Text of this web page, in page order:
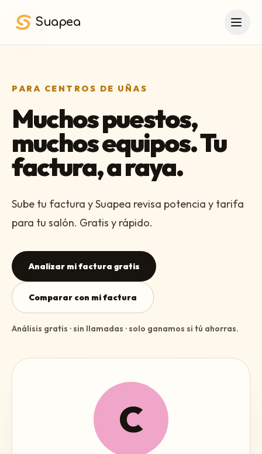
Suapea
PARA CENTROS DE UÑAS
Muchos puestos,
muchos equipos. Tu
factura, a raya.
Sube tu factura y Suapea revisa potencia y tarifa
para tu salón. Gratis y rápido.
Analizar mi factura gratis
Comparar con mi factura
Análisis gratis · sin llamadas · solo ganamos si tú ahorras.
C